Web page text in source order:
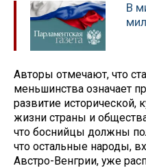
В
Авторы отмечают, что
меньшинства означает
развитие исторической,
жизни страны и
что боснийцы должны
что остальные народы,
Австро-Венгрии, уже